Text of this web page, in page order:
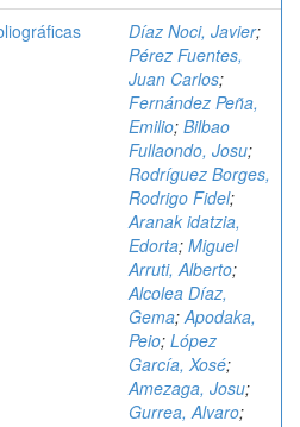
Díaz Noci, Javier;
Pérez Fuentes,
Juan Carlos;
Fernández Peña,
Emilio; Bilbao
Fullaondo, Josu;
Rodríguez Borges,
Rodrigo Fidel;
Aranak idatzia,
Edorta; Miguel
Arruti, Alberto;
Alcolea Díaz,
Gema;Apodaka,
Peio; López
García, Xosé;
Amezaga, Josu;
Gurrea, Alvaro;